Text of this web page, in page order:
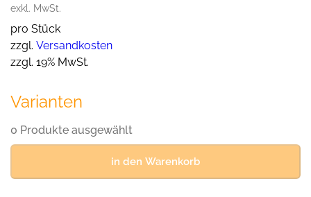
exkl. MwSt.
pro Stück
zzgl. Versandkosten
zzgl. 19% MwSt.
Varianten
0 Produkte ausgewählt
in den Warenkorb